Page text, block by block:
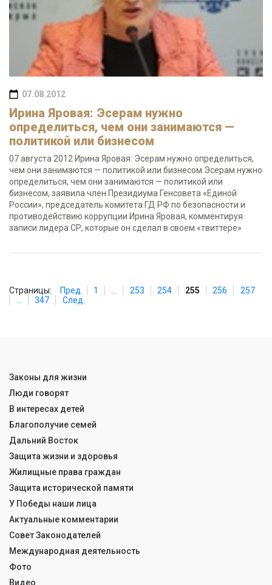
07.08.2012
Ирина Яровая: Эсерам нужно
определиться, чем они занимаются —
политикой или бизнесом
07 августа 2012 Ирина Яровая: Эсерам нужно определиться,
чем они занимаются — политикой или бизнесом Эсерам нужно
определиться, чем они занимаются — политикой или
бизнесом, заявила член Президиума Генсовета «Единой
России», председатель комитета ГД РФ по безопасности и
противодействию коррупции Ирина Яровая, комментируя
записи лидера СР, которые он сделал в своем «твиттере»
Страницы: Пред. 1 253 254 255 256
257
347 След.
Законы для жизни
Люди говорят
В интересах детей
Благополучие семей
Дальний Восток
Защита жизни и здоровья
Жилищные права граждан
Защита исторической памяти
У Победы наши лица
Актуальные комментарии
Совет Законодателей
Международная деятельность
Фото
Видео